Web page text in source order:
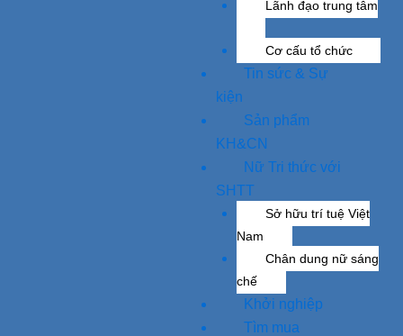
Lãnh đạo trung tâm
Cơ cấu tổ chức
Tin sức & Sự
kiện
Sản phẩm
KH&CN
Nữ Tri thức với
SHTT
Sở hữu trí tuệ Việt
Nam
Chân dung nữ sáng
chế
Khởi nghiệp
Tìm mua